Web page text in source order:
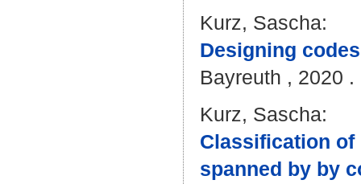
Kurz, Sascha:
Designing
Bayreuth , 2020 .
Kurz, Sascha:
Classification of
spanned by by